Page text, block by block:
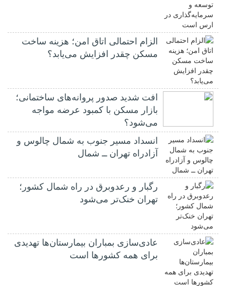
الزام احتمالی اتاق امن؛ هزینه ساخت
مسکن چقدر افزایش می‌یابد؟
افت شدید صدور پروانه‌های ساختمانی؛
بازار مسکن با کمبود عرضه مواجه
می‌شود؟
انسداد مسیر جنوب به شمال چالوس و
آزادراه تهران ــ شمال
رگبار و رعدوبرق در راه شمال کشور؛
تهران خنک‌تر می‌شود
عادی‌سازی بمباران بیمارستان‌ها تهدیدی
برای همه کشورها است